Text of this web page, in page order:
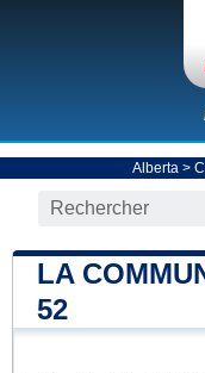
Alberta >
LA
52